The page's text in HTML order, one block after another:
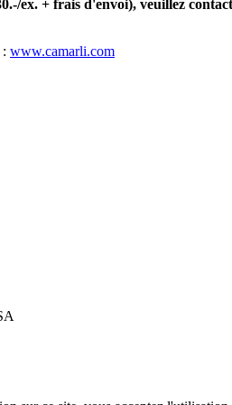
ex. + frais d'envoi), veuillez
www.camarli.com